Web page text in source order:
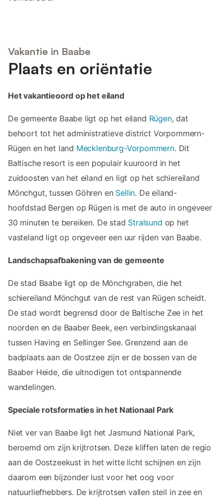
Vakantie in Baabe
Plaats en oriëntatie
Het vakantieoord op het eiland
De gemeente Baabe ligt op het eiland Rügen, dat
behoort tot het administratieve district Vorpommern-
Rügen en het land Mecklenburg-Vorpommern. Dit
Baltische resort is een populair kuuroord in het
zuidoosten van het eiland en ligt op het schiereiland
Mönchgut, tussen Göhren en Sellin. De eiland-
hoofdstad Bergen op Rügen is met de auto in ongeveer
30 minuten te bereiken. De stad Stralsund op het
vasteland ligt op ongeveer een uur rijden van Baabe.
Landschapsafbakening van de gemeente
De stad Baabe ligt op de Mönchgraben, die het
schiereiland Mönchgut van de rest van Rügen scheidt.
De stad wordt begrensd door de Baltische Zee in het
noorden en de Baaber Beek, een verbindingskanaal
tussen Having en Sellinger See. Grenzend aan de
badplaats aan de Oostzee zijn er de bossen van de
Baaber Heide, die uitnodigen tot ontspannende
wandelingen.
Speciale rotsformaties in het Nationaal Park
Niet ver van Baabe ligt het Jasmund National Park,
beroemd om zijn krijtrotsen. Deze kliffen laten de regio
aan de Oostzeekust in het witte licht schijnen en zijn
daarom een bijzonder lust voor het oog voor
natuurliefhebbers. De krijtrotsen vallen steil in zee en